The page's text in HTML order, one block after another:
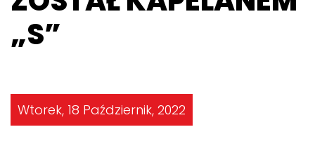
„S”
Wtorek, 18 Październik, 2022